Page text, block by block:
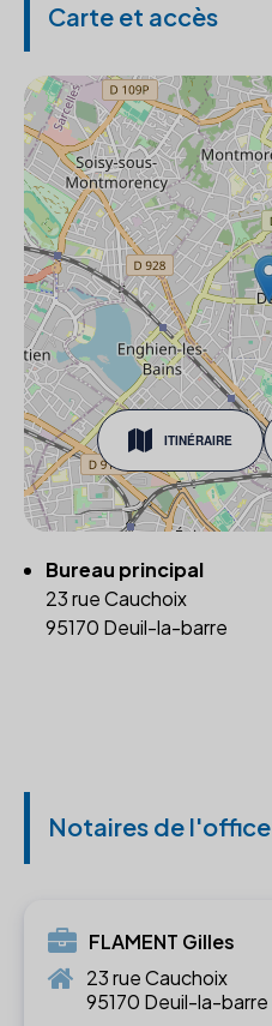
Carte et accès
ITINÉRAIRE
Bureau principal
23 rue Cauchoix
95170 Deuil-la-barre
Notaires de l'office
FLAMENT Gilles
23 rue Cauchoix
95170 Deuil-la-barre